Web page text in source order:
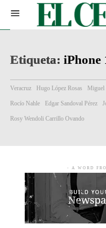
Etiqueta: iPhone
Veracruz Hugo López Rosas Miguel
Rocío Nahle Edgar Sandoval Pérez
Rosy Wendoli Carrillo Ovando
- A WORD